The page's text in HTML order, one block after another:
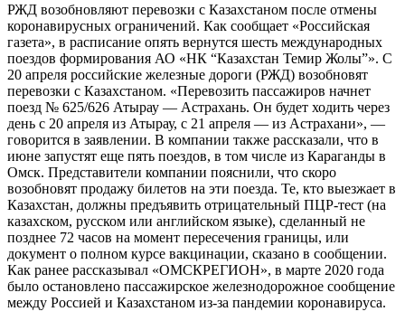
РЖД возобновляют перевозки с Казахстаном после отмены
коронавирусных ограничений. Как сообщает «Российская
газета», в расписание опять вернутся шесть международных
поездов формирования АО «НК “Казахстан Темир Жолы”». С
20 апреля российские железные дороги (РЖД) возобновят
перевозки с Казахстаном. «Перевозить пассажиров начнет
поезд № 625/626 Атырау — Астрахань. Он будет ходить через
день с 20 апреля из Атырау, с 21 апреля — из Астрахани», —
говорится в заявлении. В компании также рассказали, что в
июне запустят еще пять поездов, в том числе из Караганды в
Омск. Представители компании пояснили, что скоро
возобновят продажу билетов на эти поезда. Те, кто выезжает в
Казахстан, должны предъявить отрицательный ПЦР-тест (на
казахском, русском или английском языке), сделанный не
позднее 72 часов на момент пересечения границы, или
документ о полном курсе вакцинации, сказано в сообщении.
Как ранее рассказывал «ОМСКРЕГИОН», в марте 2020 года
было остановлено пассажирское железнодорожное сообщение
между Россией и Казахстаном из-за пандемии коронавируса.